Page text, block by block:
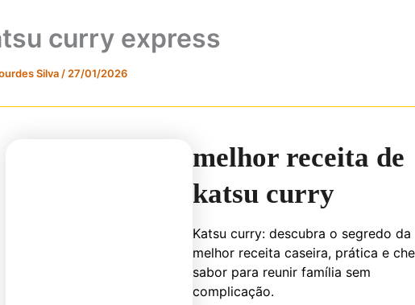
curry express
Silva / 27/01/2026
melhor receita de
katsu curry
Katsu curry: descubra o segredo da
melhor receita caseira, prática e
sabor para reunir família sem
complicação.